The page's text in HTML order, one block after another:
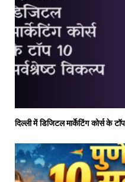
दिल्ली में डिजिटल मार्केटिंग कोर्स के